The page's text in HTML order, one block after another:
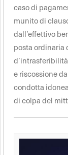
caso di
munito di
dall’effettivo
posta ordinaria
e riscossione
condotta
di colpa del